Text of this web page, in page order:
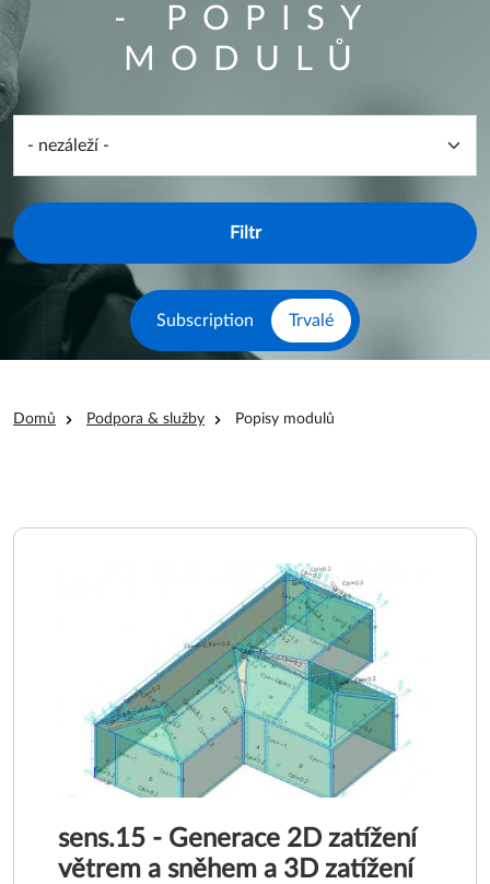
- POPISY
MODULŮ
Overview filter form
Subscription Trvalé
Drobečková navigace
Domů Podpora & služby Popisy modulů
sens.15 - Generace 2D zatížení
větrem a sněhem a 3D zatížení